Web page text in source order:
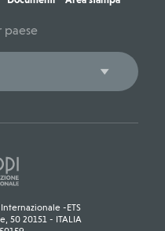
paese
-ETS
50 20151 - ITALIA